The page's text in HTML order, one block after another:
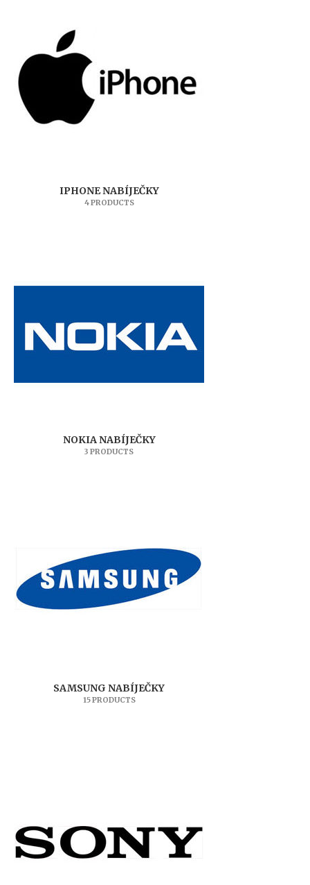
IPHONE NABÍJEČKY
4 PRODUCTS
NOKIA NABÍJEČKY
3 PRODUCTS
SAMSUNG NABÍJEČKY
15 PRODUCTS